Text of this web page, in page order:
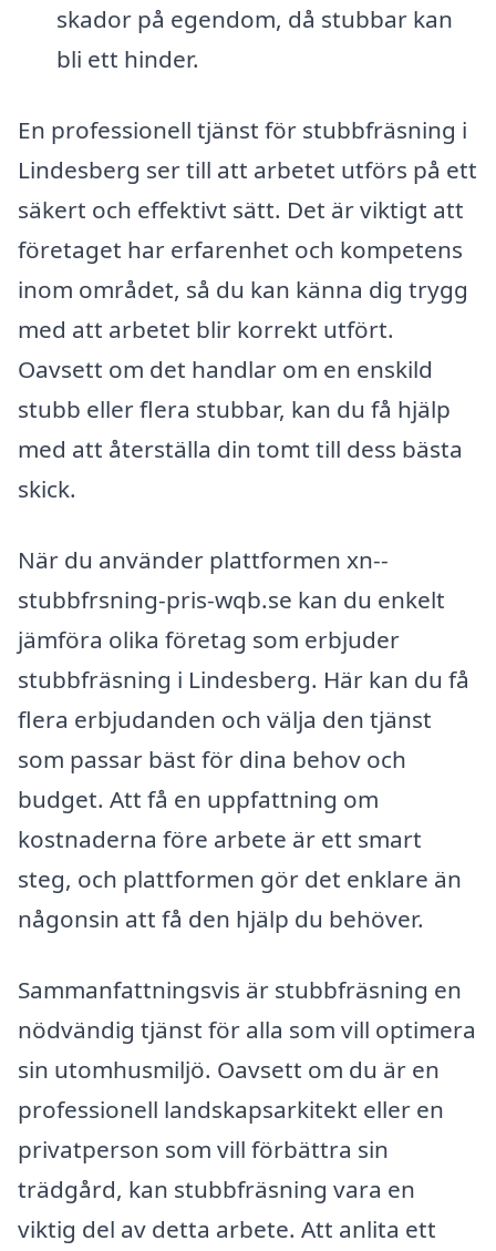
skador på egendom, då stubbar kan
bli ett hinder.
En professionell tjänst för stubbfräsning i
Lindesberg ser till att arbetet utförs på ett
säkert och effektivt sätt. Det är viktigt att
företaget har erfarenhet och kompetens
inom området, så du kan känna dig trygg
med att arbetet blir korrekt utfört.
Oavsett om det handlar om en enskild
stubb eller flera stubbar, kan du få hjälp
med att återställa din tomt till dess bästa
skick.
När du använder plattformen xn--
stubbfrsning-pris-wqb.se kan du enkelt
jämföra olika företag som erbjuder
stubbfräsning i Lindesberg. Här kan du få
flera erbjudanden och välja den tjänst
som passar bäst för dina behov och
budget. Att få en uppfattning om
kostnaderna före arbete är ett smart
steg, och plattformen gör det enklare än
någonsin att få den hjälp du behöver.
Sammanfattningsvis är stubbfräsning en
nödvändig tjänst för alla som vill optimera
sin utomhusmiljö. Oavsett om du är en
professionell landskapsarkitekt eller en
privatperson som vill förbättra sin
trädgård, kan stubbfräsning vara en
viktig del av detta arbete. Att anlita ett